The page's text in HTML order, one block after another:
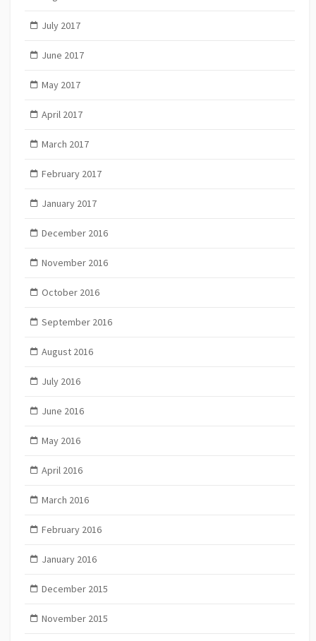
July 2017
June 2017
May 2017
April 2017
March 2017
February 2017
January 2017
December 2016
November 2016
October 2016
September 2016
August 2016
July 2016
June 2016
May 2016
April 2016
March 2016
February 2016
January 2016
December 2015
November 2015